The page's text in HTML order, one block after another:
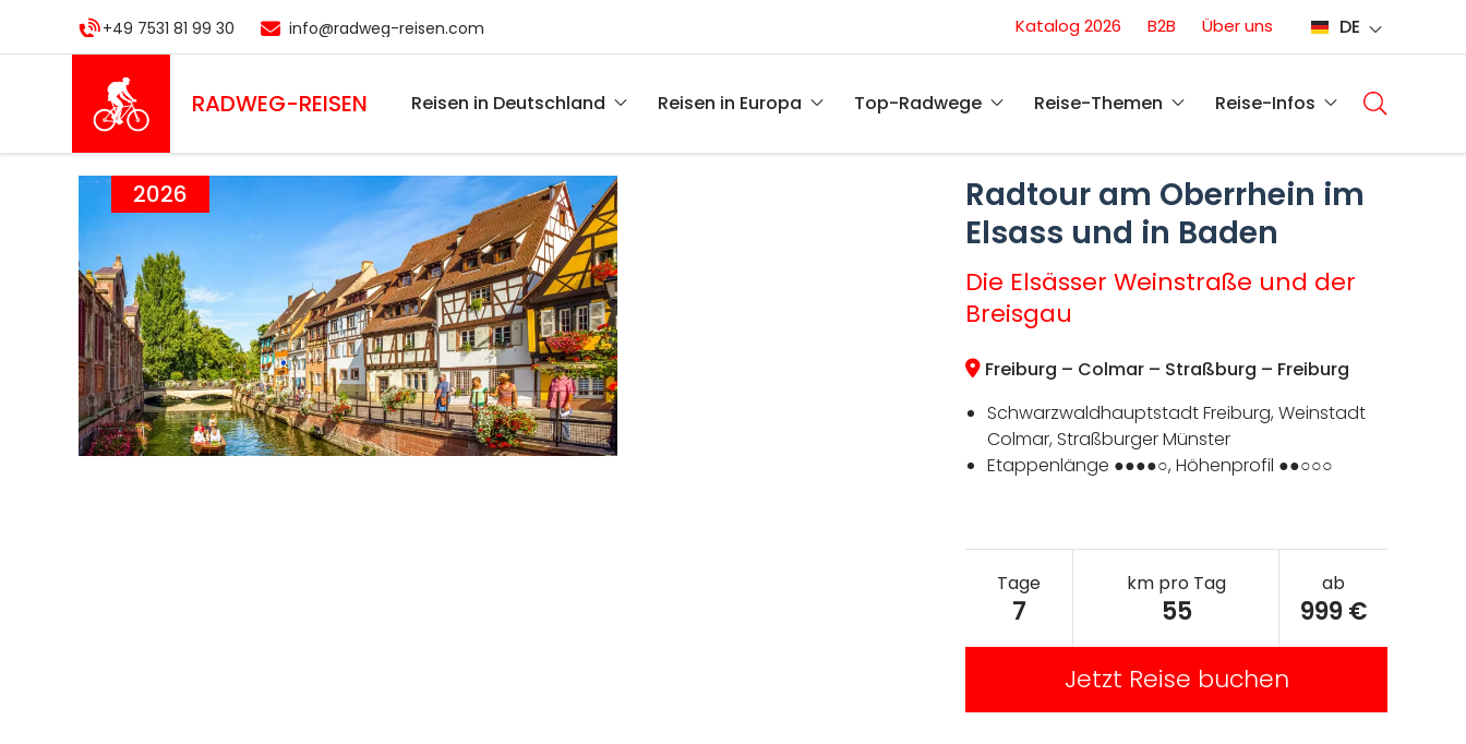
Inhalt
+49 7531 81 99 30 info@radweg-reisen.com
Conversion
(DE)
Katalog 2026 B2B Über uns DE
RADWEG-REISEN Reisen in Deutschland Reisen in Europa Top-Radwege Reise-Themen Reise-Infos
2026
Radtour am Oberrhein im
Elsass und in Baden
Die Elsässer Weinstraße und der
Breisgau
Freiburg – Colmar – Straßburg – Freiburg
Schwarzwaldhauptstadt Freiburg, Weinstadt
Colmar, Straßburger Münster
Etappenlänge ●●●●○, Höhenprofil ●●○○○
Tage
7
km pro Tag
55
ab
999 €
Jetzt Reise buchen